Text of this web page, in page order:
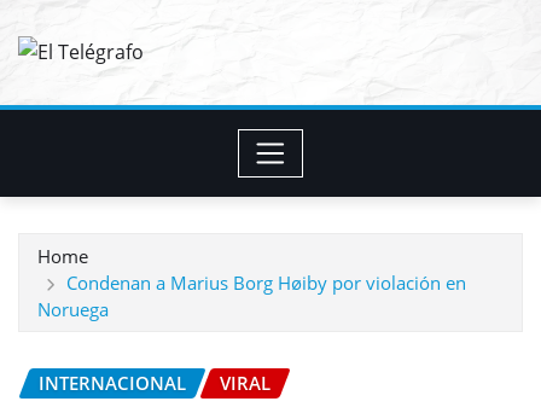
Home
Condenan a Marius Borg Høiby por violación en
Noruega
INTERNACIONAL VIRAL